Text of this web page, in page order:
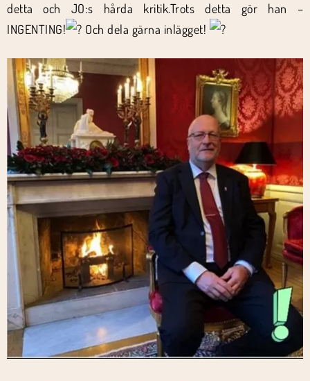
detta och JO:s hårda kritik.Trots detta gör han –
INGENTING!
Och dela gärna inlägget!